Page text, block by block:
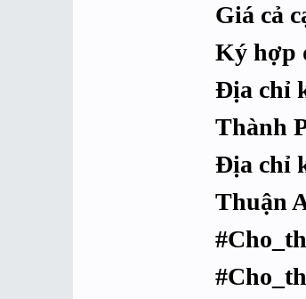
Giá cả
Ký hợp
Địa chỉ
Thành
Địa chỉ
Thuận